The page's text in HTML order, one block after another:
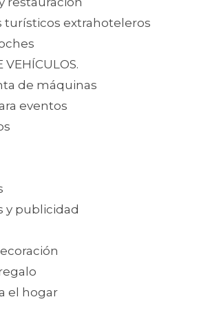
turísticos extrahoteleros
VEHÍCULOS.
de máquinas
eventos
y publicidad
el hogar